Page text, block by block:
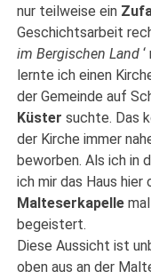
nur teilweise ein
Geschichtsarbeit
im Bergischen Land
lernte ich einen
der Gemeinde auf
Küster suchte. Das
der Kirche immer
beworben. Als ich in
ich mir das Haus
Malteserkapelle
begeistert.
Diese Aussicht ist
oben aus an der